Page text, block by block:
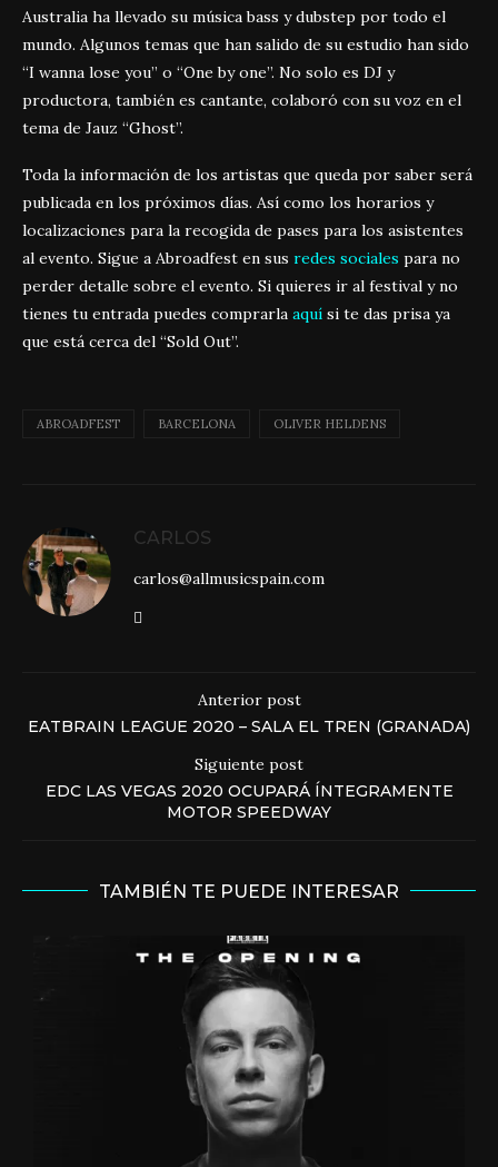
Australia ha llevado su música bass y dubstep por todo el
mundo. Algunos temas que han salido de su estudio han sido
“I wanna lose you” o “One by one”. No solo es DJ y
productora, también es cantante, colaboró con su voz en el
tema de Jauz “Ghost”.
Toda la información de los artistas que queda por saber será
publicada en los próximos días. Así como los horarios y
localizaciones para la recogida de pases para los asistentes
al evento. Sigue a Abroadfest en sus redes sociales para no
perder detalle sobre el evento. Si quieres ir al festival y no
tienes tu entrada puedes comprarla aquí si te das prisa ya
que está cerca del “Sold Out”.
ABROADFEST BARCELONA OLIVER HELDENS
CARLOS
carlos@allmusicspain.com
Anterior post
EATBRAIN LEAGUE 2020 – SALA EL TREN (GRANADA)
Siguiente post
EDC LAS VEGAS 2020 OCUPARÁ ÍNTEGRAMENTE
MOTOR SPEEDWAY
TAMBIÉN TE PUEDE INTERESAR